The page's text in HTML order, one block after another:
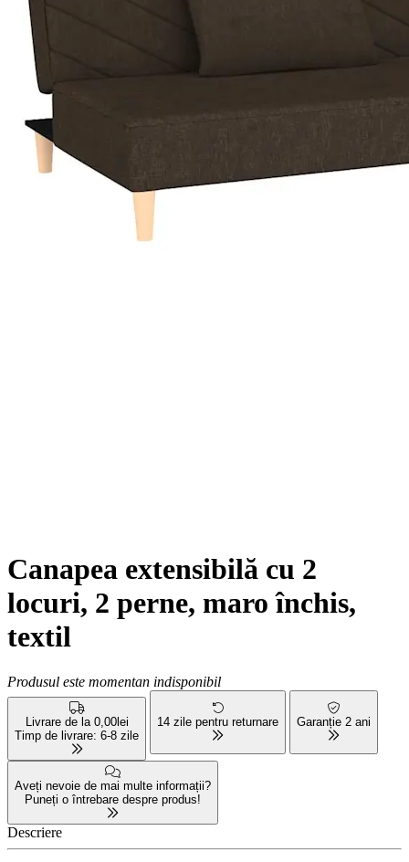
Canapea extensibilă cu 2
locuri, 2 perne, maro închis,
textil
Produsul este momentan indisponibil
Livrare de la 0,00lei
Timp de livrare: 6-8 zile
14 zile pentru returnare Garanție 2 ani
Aveți nevoie de mai multe informații?
Puneți o întrebare despre produs!
Descriere